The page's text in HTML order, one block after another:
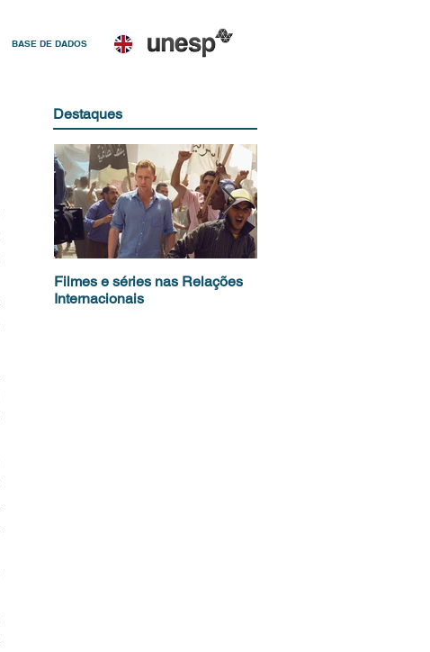
BASE DE DADOS
Destaques
Filmes e séries nas Relações
Internacionais